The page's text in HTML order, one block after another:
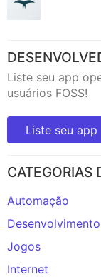
Liste seu app
usuários FOSS!
Liste seu app
CATEGORIAS
Automação
Desenvolvimento
Jogos
Internet